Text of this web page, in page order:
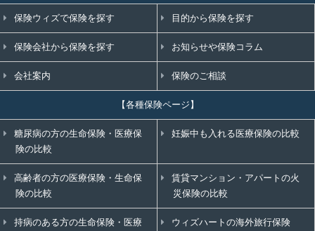
保険ウィズで保険を探す 目的から保険を探す
保険会社から保険を探す お知らせや保険コラム
会社案内 保険のご相談
【各種保険ページ】
糖尿病の方の生命保険・医療保
険の比較
妊娠中も入れる医療保険の比較
高齢者の方の医療保険・生命保
険の比較
賃貸マンション・アパートの火
災保険の比較
持病のある方の生命保険・医療 ウィズハートの海外旅行保険